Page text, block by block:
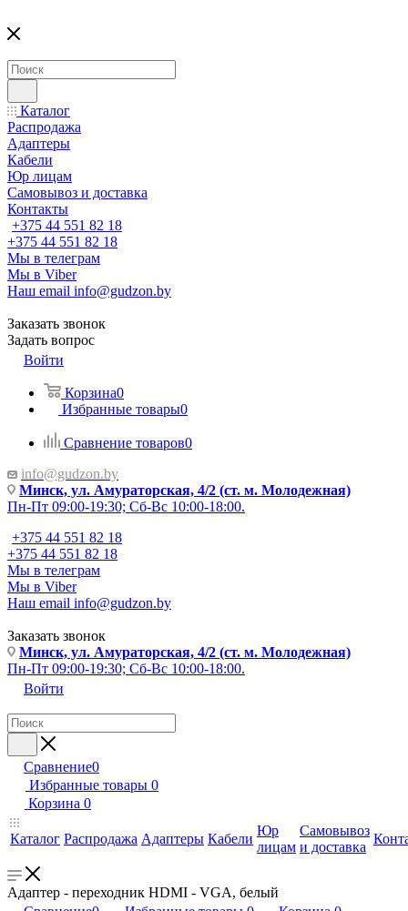
Каталог
Распродажа
Адаптеры
Кабели
Юр лицам
Самовывоз и доставка
Контакты
+375 44 551 82 18
+375 44 551 82 18
Мы в телеграм
Мы в Viber
Наш email info@gudzon.by
Заказать звонок
Задать вопрос
Войти
Корзина0
Избранные товары0
Сравнение товаров0
info@gudzon.by
Минск, ул. Амураторская, 4/2 (ст. м. Молодежная)
Пн-Пт 09:00-19:30; Сб-Вс 10:00-18:00.
+375 44 551 82 18
+375 44 551 82 18
Мы в телеграм
Мы в Viber
Наш email info@gudzon.by
Заказать звонок
Минск, ул. Амураторская, 4/2 (ст. м. Молодежная)
Пн-Пт 09:00-19:30; Сб-Вс 10:00-18:00.
Войти
Сравнение0
Избранные товары 0
Корзина 0
Каталог Распродажа Адаптеры Кабели
Юр
лицам
Самовывоз
и доставка
Адаптер - переходник HDMI - VGA, белый